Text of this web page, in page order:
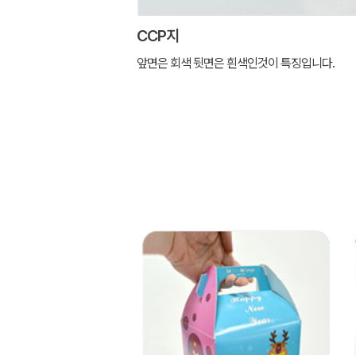
CCP지
앞면은 회색 뒷면은 흰색인것이 특징입니다.